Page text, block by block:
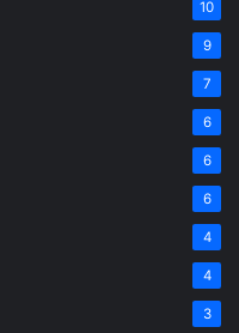
10
9
7
6
6
6
4
4
3